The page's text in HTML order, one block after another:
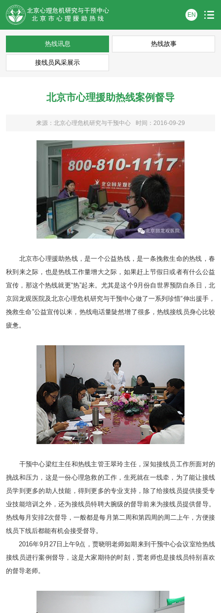
EN
热线讯息 热线故事
接线员风采展示
北京市心理援助热线案例督导
来源：北京心理危机研究与干预中心 时间：2016-09-29
北京市心理援助热线，是一个公益热线，是一条挽救生命的热线，春
秋到来之际，也是热线工作量增大之际，如果赶上节假日或者有什么公益
宣传，那这个热线就更“热”起来。尤其是这个9月份自世界预防自杀日，北
京回龙观医院及北京心理危机研究与干预中心做了一系列珍惜“伸出援手，
挽救生命”公益宣传以来，热线电话量陡然增了很多，热线接线员身心比较
疲惫。
干预中心梁红主任和热线主管王翠玲主任，深知接线员工作所面对的
挑战和压力，这是一份心理急救的工作，生死就在一线牵，为了能让接线
员学到更多的助人技能，得到更多的专业支持，除了给接线员提供接受专
业技能培训之外，还为接线员特聘大腕级的督导前来为接线员提供督导。
热线每月安排2次督导，一般都是每月第二周和第四周的周二上午，方便接
线员下线后都能有机会接受督导。
2016年9月27日上午9点，贾晓明老师如期来到干预中心会议室给热线
接线员进行案例督导，这是大家期待的时刻，贾老师也是接线员特别喜欢
的督导老师。